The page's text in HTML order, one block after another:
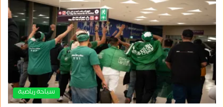
سياحة رياضية